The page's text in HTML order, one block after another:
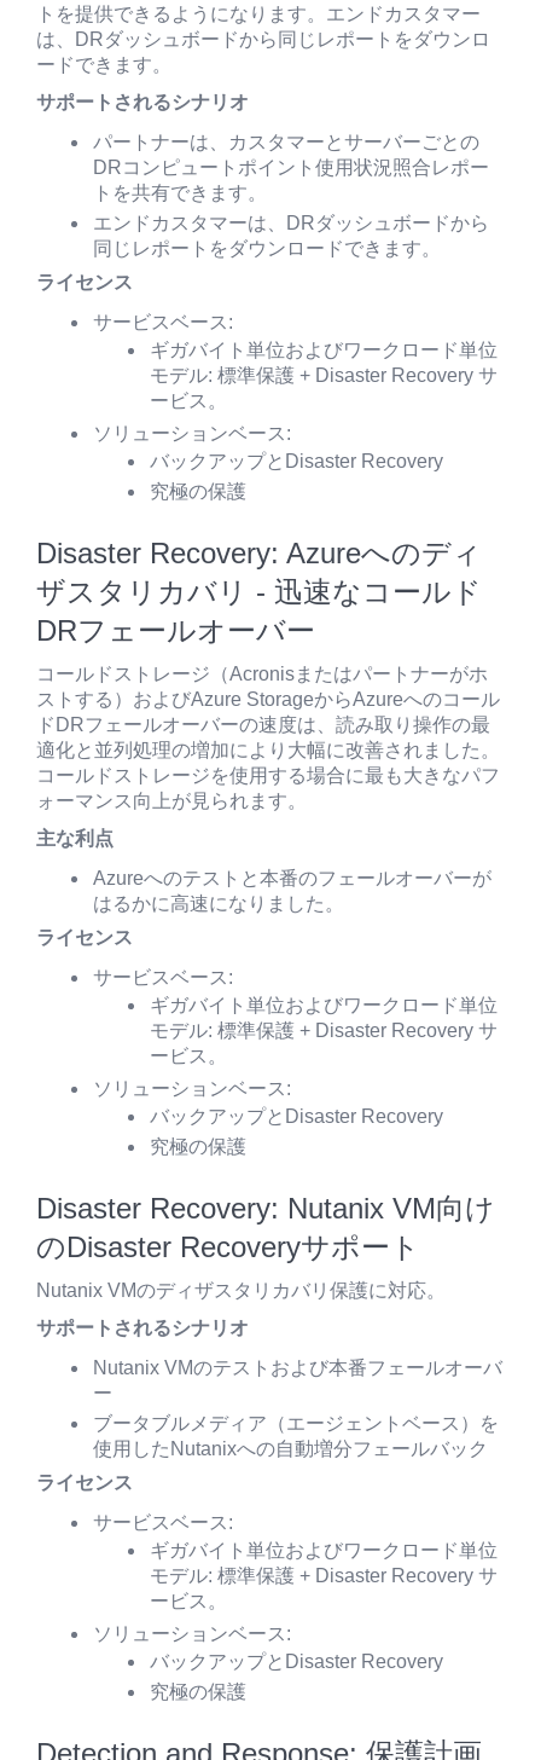
トを提供できるようになります。エンドカスタマー
は、DRダッシュボードから同じレポートをダウンロ
ードできます。
サポートされるシナリオ
パートナーは、カスタマーとサーバーごとの
DRコンピュートポイント使用状況照合レポー
トを共有できます。
エンドカスタマーは、DRダッシュボードから
同じレポートをダウンロードできます。
ライセンス
サービスベース:
ギガバイト単位およびワークロード単位
モデル: 標準保護 + Disaster Recovery サ
ービス。
ソリューションベース:
バックアップとDisaster Recovery
究極の保護
Disaster Recovery: Azureへのディ
ザスタリカバリ - 迅速なコールド
DRフェールオーバー
コールドストレージ（Acronisまたはパートナーがホ
ストする）およびAzure StorageからAzureへのコール
ドDRフェールオーバーの速度は、読み取り操作の最
適化と並列処理の増加により大幅に改善されました。
コールドストレージを使用する場合に最も大きなパフ
ォーマンス向上が見られます。
主な利点
Azureへのテストと本番のフェールオーバーが
はるかに高速になりました。
ライセンス
サービスベース:
ギガバイト単位およびワークロード単位
モデル: 標準保護 + Disaster Recovery サ
ービス。
ソリューションベース:
バックアップとDisaster Recovery
究極の保護
Disaster Recovery: Nutanix VM向け
のDisaster Recoveryサポート
Nutanix VMのディザスタリカバリ保護に対応。
サポートされるシナリオ
Nutanix VMのテストおよび本番フェールオーバ
ー
ブータブルメディア（エージェントベース）を
使用したNutanixへの自動増分フェールバック
ライセンス
サービスベース:
ギガバイト単位およびワークロード単位
モデル: 標準保護 + Disaster Recovery サ
ービス。
ソリューションベース:
バックアップとDisaster Recovery
究極の保護
Detection and Response: 保護計画